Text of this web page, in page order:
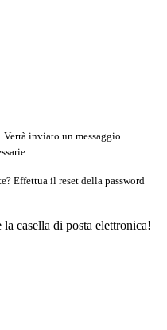
Verrà inviato un messaggio
Effettua il reset della password
casella di posta elettronica!